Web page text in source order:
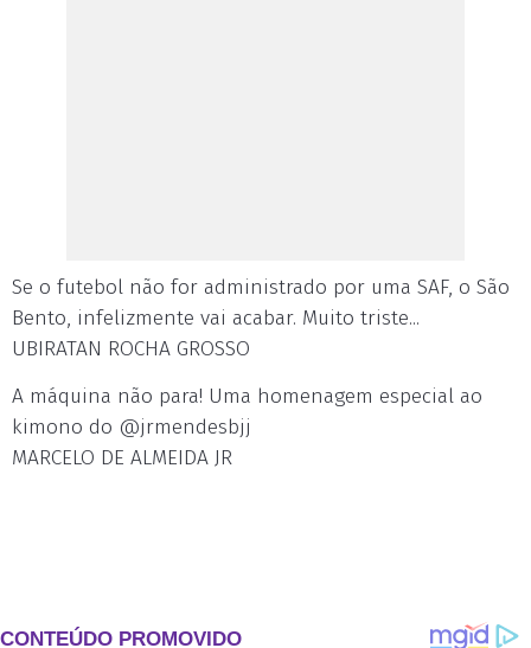
Se o futebol não for administrado por uma SAF, o São
Bento, infelizmente vai acabar. Muito triste...
UBIRATAN ROCHA GROSSO
A máquina não para! Uma homenagem especial ao
kimono do @jrmendesbjj
MARCELO DE ALMEIDA JR